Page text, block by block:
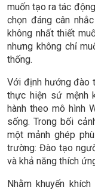
muốn tạo ra tác
chọn đáng cân
không nhất thiết
nhưng không chỉ
thống.
Với định hướng đào
thực hiện sứ mệnh
hành theo mô hình
sống. Trong bối
một mảnh ghép
trường: Đào tạo
và khả năng thích
Nhằm khuyến